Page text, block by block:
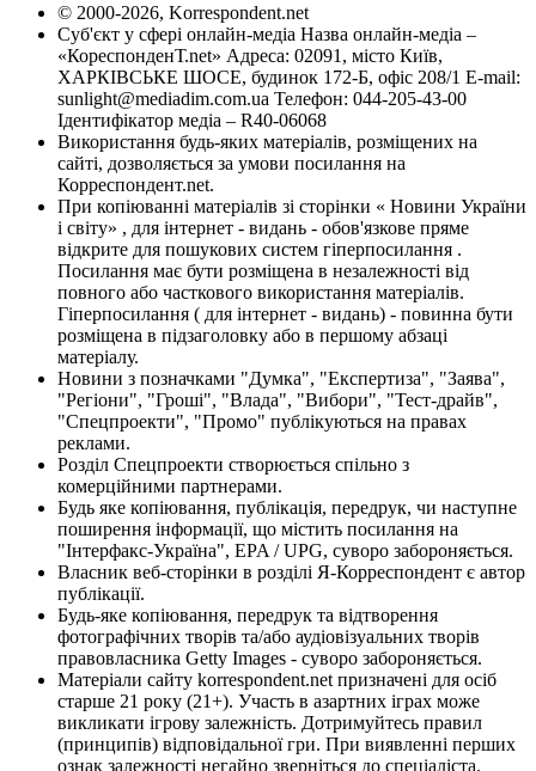
© 2000-2026, Korrespondent.net
Суб'єкт у сфері онлайн-медіа Назва онлайн-медіа –
«КореспонденТ.net» Адреса: 02091, місто Київ,
ХАРКІВСЬКЕ ШОСЕ, будинок 172-Б, офіс 208/1 E-mail:
sunlight@mediadim.com.ua Телефон: 044-205-43-00
Ідентифікатор медіа – R40-06068
Використання будь-яких матеріалів, розміщених на
сайті, дозволяється за умови посилання на
Корреспондент.net.
При копіюванні матеріалів зі сторінки « Новини України
і світу» , для інтернет - видань - обов'язкове пряме
відкрите для пошукових систем гіперпосилання .
Посилання має бути розміщена в незалежності від
повного або часткового використання матеріалів.
Гіперпосилання ( для інтернет - видань) - повинна бути
розміщена в підзаголовку або в першому абзаці
матеріалу.
Новини з позначками "Думка", "Експертиза", "Заява",
"Регіони", "Гроші", "Влада", "Вибори", "Тест-драйв",
"Спецпроекти", "Промо" публікуються на правах
реклами.
Розділ Спецпроекти створюється спільно з
комерційними партнерами.
Будь яке копіювання, публікація, передрук, чи наступне
поширення інформації, що містить посилання на
"Інтерфакс-Україна", EPA / UPG, суворо забороняється.
Власник веб-сторінки в розділі Я-Корреспондент є автор
публікації.
Будь-яке копіювання, передрук та відтворення
фотографічних творів та/або аудіовізуальних творів
правовласника Getty Images - суворо забороняється.
Матеріали сайту korrespondent.net призначені для осіб
старше 21 року (21+). Участь в азартних іграх може
викликати ігрову залежність. Дотримуйтесь правил
(принципів) відповідальної гри. При виявленні перших
ознак залежності негайно зверніться до спеціаліста.